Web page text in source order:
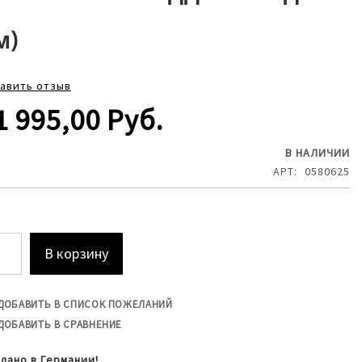
отзыв
995,00 Руб.
В НАЛИЧИИ
АРТ
0580625
В корзину
В СПИСОК ПОЖЕЛАНИЙ
В СРАВНЕНИЕ